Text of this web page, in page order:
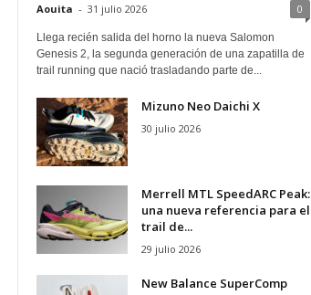
Aouita - 31 julio 2026 0
Llega recién salida del horno la nueva Salomon
Genesis 2, la segunda generación de una zapatilla de
trail running que nació trasladando parte de...
Mizuno Neo Daichi X
30 julio 2026
Merrell MTL SpeedARC Peak:
una nueva referencia para el
trail de...
29 julio 2026
New Balance SuperComp